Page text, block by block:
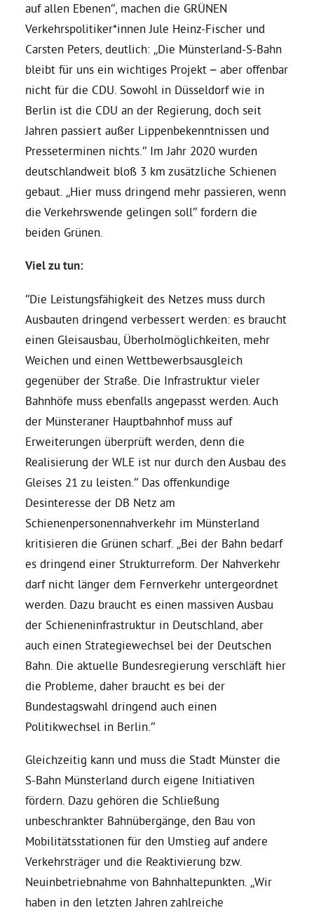
Daniel Freund, MdEP
Delegierte
Grüne im Rathaus
Ratsfraktion
Ratsmitglieder 2025 – 2030
Ratsanträge
Bezirksvertretungen
Aktiv werden
Arbeitsgruppen
Mitglied werden
Kommunalpolitik
Engagement-Sprechstunde
CampusGrün
Aktuelles
Termine
Kontakt
auf allen Ebenen“, machen die GRÜNEN
Verkehrspolitiker*innen Jule Heinz-Fischer und
Carsten Peters, deutlich: „Die Münsterland-S-Bahn
bleibt für uns ein wichtiges Projekt – aber offenbar
nicht für die CDU. Sowohl in Düsseldorf wie in
Berlin ist die CDU an der Regierung, doch seit
Jahren passiert außer Lippenbekenntnissen und
Presseterminen nichts.“ Im Jahr 2020 wurden
deutschlandweit bloß 3 km zusätzliche Schienen
gebaut. „Hier muss dringend mehr passieren, wenn
die Verkehrswende gelingen soll“ fordern die
beiden Grünen.
Viel zu tun:
“Die Leistungsfähigkeit des Netzes muss durch
Ausbauten dringend verbessert werden: es braucht
einen Gleisausbau, Überholmöglichkeiten, mehr
Weichen und einen Wettbewerbsausgleich
gegenüber der Straße. Die Infrastruktur vieler
Bahnhöfe muss ebenfalls angepasst werden. Auch
der Münsteraner Hauptbahnhof muss auf
Erweiterungen überprüft werden, denn die
Realisierung der WLE ist nur durch den Ausbau des
Gleises 21 zu leisten.“ Das offenkundige
Desinteresse der DB Netz am
Schienenpersonennahverkehr im Münsterland
kritisieren die Grünen scharf. „Bei der Bahn bedarf
es dringend einer Strukturreform. Der Nahverkehr
darf nicht länger dem Fernverkehr untergeordnet
werden. Dazu braucht es einen massiven Ausbau
der Schieneninfrastruktur in Deutschland, aber
auch einen Strategiewechsel bei der Deutschen
Bahn. Die aktuelle Bundesregierung verschläft hier
die Probleme, daher braucht es bei der
Bundestagswahl dringend auch einen
Politikwechsel in Berlin.“
Gleichzeitig kann und muss die Stadt Münster die
S-Bahn Münsterland durch eigene Initiativen
fördern. Dazu gehören die Schließung
unbeschrankter Bahnübergänge, den Bau von
Mobilitätsstationen für den Umstieg auf andere
Verkehrsträger und die Reaktivierung bzw.
Neuinbetriebnahme von Bahnhaltepunkten. „Wir
haben in den letzten Jahren zahlreiche